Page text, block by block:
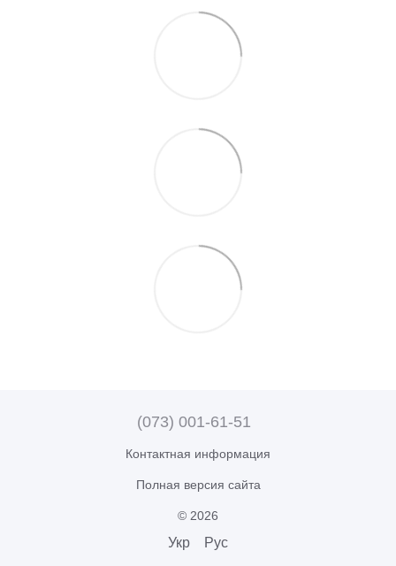
(073) 001-61-51
Контактная информация
Полная версия сайта
© 2026
Укр Рус